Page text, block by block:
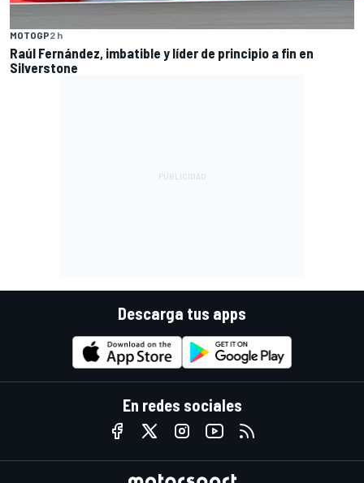
MOTOGP2 h
Raúl Fernández, imbatible y líder de principio a fin en
Silverstone
Descarga tus apps
En redes sociales